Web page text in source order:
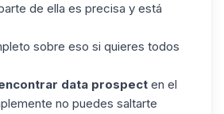
de ella es precisa y está
sobre eso si quieres todos
data prospect en el
no puedes saltarte